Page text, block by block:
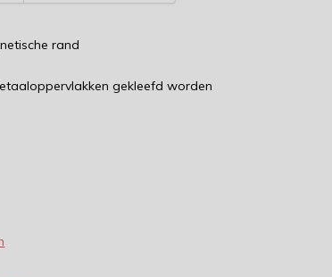
rand
gekleefd worden